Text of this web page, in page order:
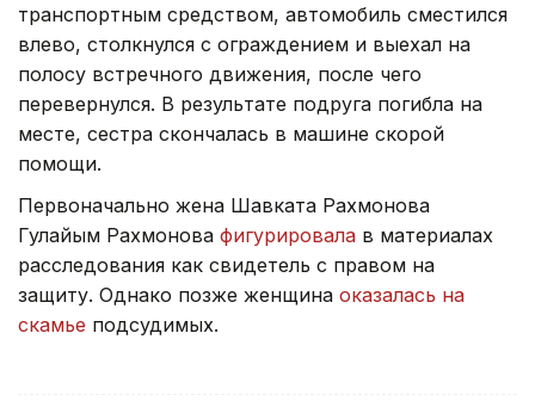
транспортным средством, автомобиль сместился
влево, столкнулся с ограждением и выехал на
полосу встречного движения, после чего
перевернулся. В результате подруга погибла на
месте, сестра скончалась в машине скорой
помощи.
Первоначально жена Шавката Рахмонова
Гулайым Рахмонова фигурировала в материалах
расследования как свидетель с правом на
защиту. Однако позже женщина оказалась на
скамье подсудимых.